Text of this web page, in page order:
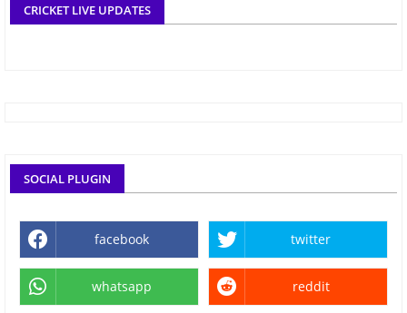
CRICKET LIVE UPDATES
SOCIAL PLUGIN
facebook twitter
whatsapp reddit